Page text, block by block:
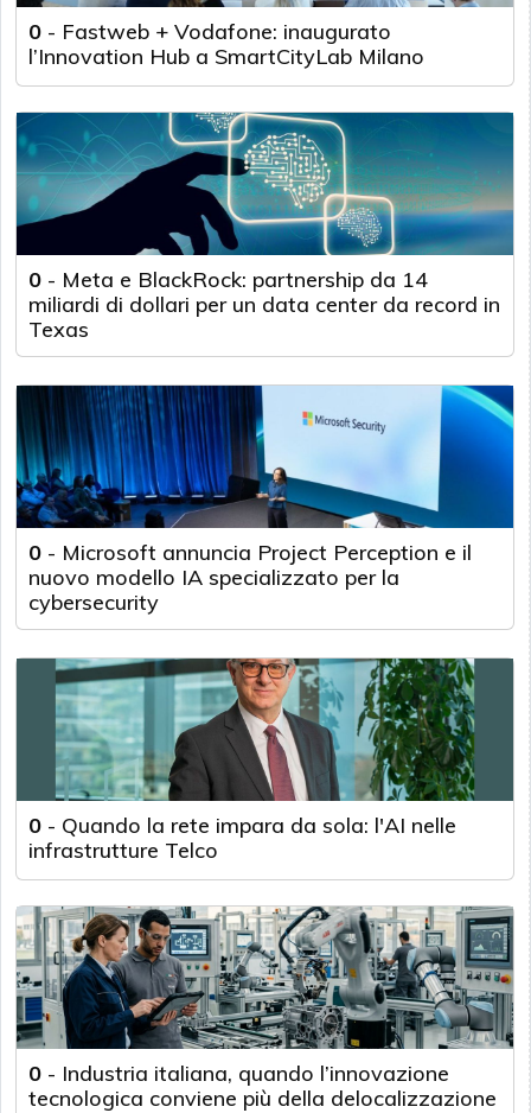
0 - Fastweb + Vodafone: inaugurato
l’Innovation Hub a SmartCityLab Milano
0 - Meta e BlackRock: partnership da 14
miliardi di dollari per un data center da record in
Texas
0 - Microsoft annuncia Project Perception e il
nuovo modello IA specializzato per la
cybersecurity
0 - Quando la rete impara da sola: l'AI nelle
infrastrutture Telco
0 - Industria italiana, quando l’innovazione
tecnologica conviene più della delocalizzazione